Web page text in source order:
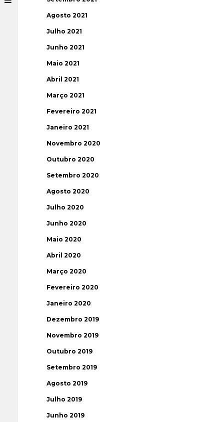
Agosto 2021
Julho 2021
Junho 2021
Maio 2021
Abril 2021
Março 2021
Fevereiro 2021
Janeiro 2021
Novembro 2020
Outubro 2020
Setembro 2020
Agosto 2020
Julho 2020
Junho 2020
Maio 2020
Abril 2020
Março 2020
Fevereiro 2020
Janeiro 2020
Dezembro 2019
Novembro 2019
Outubro 2019
Setembro 2019
Agosto 2019
Julho 2019
Junho 2019